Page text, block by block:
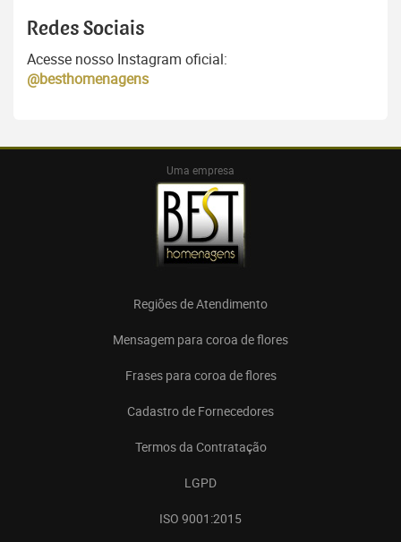
Redes Sociais
Acesse nosso Instagram oficial:
@besthomenagens
Uma empresa
Regiões de Atendimento
Mensagem para coroa de flores
Frases para coroa de flores
Cadastro de Fornecedores
Termos da Contratação
LGPD
ISO 9001:2015